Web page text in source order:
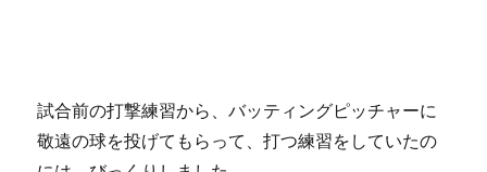
試合前の打撃練習から、バッティングピッチャーに
敬遠の球を投げてもらって、打つ練習をしていたの